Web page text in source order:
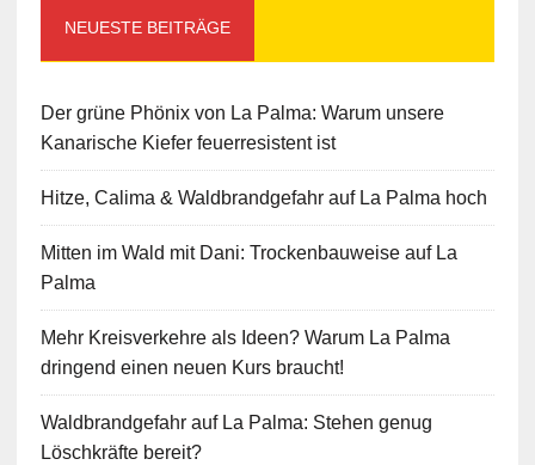
NEUESTE BEITRÄGE
Der grüne Phönix von La Palma: Warum unsere
Kanarische Kiefer feuerresistent ist
Hitze, Calima & Waldbrandgefahr auf La Palma hoch
Mitten im Wald mit Dani: Trockenbauweise auf La
Palma
Mehr Kreisverkehre als Ideen? Warum La Palma
dringend einen neuen Kurs braucht!
Waldbrandgefahr auf La Palma: Stehen genug
Löschkräfte bereit?